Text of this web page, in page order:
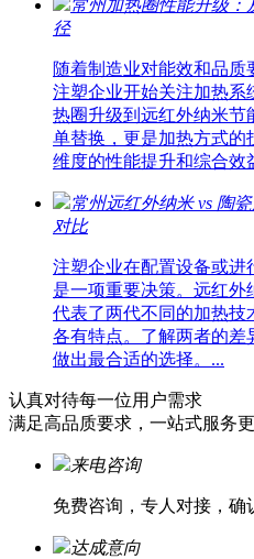
常州加热圈性能升级
径
随着制造业对能效和品
注塑企业开始关注加热系
热圈升级到远红外纳米节
单替换，更是加热方式的
维度的性能提升和综合效
常州远红外纳米 vs 陶
对比
注塑企业在配置设备或进
是一项重要决策。远红外
代表了两代不同的加热技
各有特点。了解两者的差
做出最合适的选择。...
认真对待每一位用户需求
满足高品质要求，一站式服务
来电咨询
免费咨询，专人对接，确
达成意向